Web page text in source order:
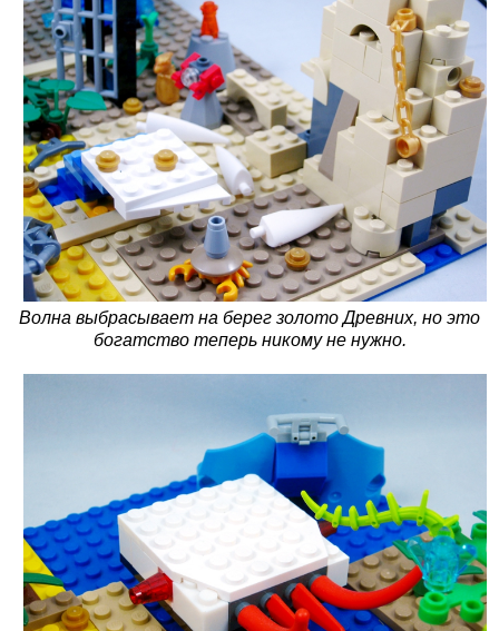
Волна выбрасывает на берег золото Древних, но это
богатство теперь никому не нужно.